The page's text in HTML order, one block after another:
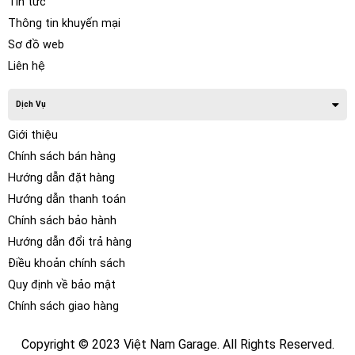
kháng thấp và công suất cao cũng như khả năng kiểm soát
tốt hơn của hành trình, lặn và áp suất âm thanh tần số thấp
của hình nón.
Thông tin khuyến mại
Sơ đồ web
Liên hệ
Dịch Vụ
Giới thiệu
Chính sách bán hàng
Hướng dẫn đặt hàng
Hướng dẫn thanh toán
Chính sách bảo hành
Hướng dẫn đổi trả hàng
Điều khoản chính sách
Quy định về bảo mật
Chính sách giao hàng
Copyright © 2023 Việt Nam Garage. All Rights Reserved.